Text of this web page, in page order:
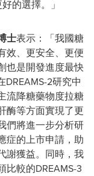
的選擇。」
士表示：「我國糖
效、更安全、更便
也是開發進度最快
DREAMS-2研究中
流降糖藥物度拉糖
酶等方面實現了更
們將進一步分析研
症的上市申請，助
謝獲益。同時，我
較的DREAMS-3